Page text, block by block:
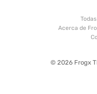
Acerca de
© 2026 Frogx